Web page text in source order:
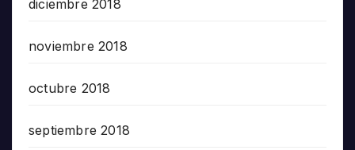
diciembre 2018
noviembre 2018
octubre 2018
septiembre 2018